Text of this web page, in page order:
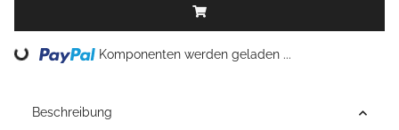
Loading... Komponenten werden geladen ...
Beschreibung